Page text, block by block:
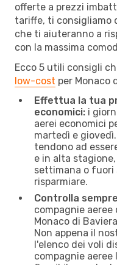
offerte a prezzi
tariffe, ti consigliamo
che ti aiuteranno a
con la massima
Ecco 5 utili consigli
low-cost per Monaco
Effettua la tua
economici: i
aerei economici
martedì e
tendono ad
e in alta
settimana o fuori
risparmiare.
Controlla
compagnie aeree
Monaco di
Non appena il
l'elenco dei voli
compagnie